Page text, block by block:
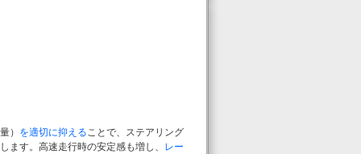
） を適切に抑えることで、ステアリング
します。高速走行時の安定感も増し、 レー